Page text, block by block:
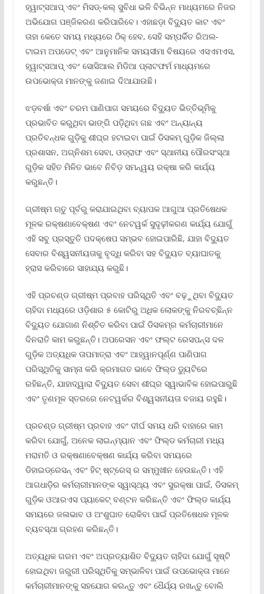
ହ୍ୱାଟ୍ସଆପ୍ ଏବଂ ମିସଡ୍‌-କଲ୍ ସୁବିଧା ଭଳି ବିଭିନ୍ନ ମାଧ୍ୟମରେ ନିଜର
ଅଭିଯୋଗ ପଞ୍ଜିକରଣ କରିପାରିବେ। ଏହାଛଡ଼ା ବିଦ୍ୟୁତ କାଟ ଏବଂ
ତାହା କେତେ ସମୟ ମଧ୍ୟରେ ଠିକ୍ ହେବ, ସେହି ସମ୍ପର୍କିତ ରିଅଲ-
ଟାଇମ ଅପଡେଟ୍ ଏବଂ ଆନୁମାନିକ ସମୟସୀମା ବିଷୟରେ ଏସଏମଏସ,
ହ୍ୱାଟ୍ସଆପ୍ ଏବଂ ସୋସିଆଲ ମିଡିଆ ପ୍ଲାଟଫର୍ମ ମାଧ୍ୟମରେ
ଉପଭୋକ୍ତା ମାନଙ୍କୁ ଜଣାଇ ଦିଆଯାଉଛି।
ଝଡ଼ବର୍ଷା ଏବଂ ଚରମ ପାଣିପାଗ ସମୟରେ ବିଦ୍ୟୁତ ଭିତ୍ତିଭୂମିକୁ
ପ୍ରଭାବିତ କରୁଥିବା ଭାଙ୍ଗି ପଡ଼ିଥିବା ଗଛ ଏବଂ ଅନ୍ୟାନ୍ୟ
ପ୍ରତିବନ୍ଧକ ଗୁଡ଼ିକୁ ଶୀଘ୍ର ହଟାଇବା ପାଇଁ ଡିସକମ୍ ଗୁଡ଼ିକ ଜିଲ୍ଲା
ପ୍ରଶାସନ, ଅଗ୍ନିଶମ ସେବା, ଓଡ୍ରାଫ ଏବଂ ସ୍ଥାନୀୟ ପୌରସଂସ୍ଥା
ଗୁଡ଼ିକ ସହିତ ମିଳିତ ଭାବେ ନିବିଡ଼ ସମନ୍ୱୟ ରକ୍ଷା କରି କାର୍ଯ୍ୟ
କରୁଛନ୍ତି।
ଗ୍ରୀଷ୍ମ ଋତୁ ପୂର୍ବରୁ କରାଯାଇଥିବା ବ୍ୟାପକ ଆଗୁଆ ପ୍ରତିଷେଧକ
ମୂଳକ ରକ୍ଷଣାବେକ୍ଷଣ ଏବଂ ନେଟୱର୍କ ସୁଦୃଢ଼ୀକରଣ କାର୍ଯ୍ୟ ଯୋଗୁଁ
ଏହି ସବୁ ପ୍ରସ୍ତୁତି ପଦକ୍ଷେପ ସମ୍ଭବ ହୋଇପାରିଛି, ଯାହା ବିଦ୍ୟୁତ
ସେବାର ବିଶ୍ୱସନୀୟତାକୁ ବୃଦ୍ଧି କରିବା ସହ ବିଦ୍ୟୁତ ବ୍ୟାଘାତକୁ
ହ୍ରାସ କରିବାରେ ସାହାଯ୍ୟ କରୁଛି।
ଏହି ପ୍ରଚଣ୍ଡ ଗ୍ରୀଷ୍ମ ପ୍ରବାହ ପରିସ୍ଥିତି ଏବଂ ବଢ଼ୁଥିବା ବିଦ୍ୟୁତ
ଚାହିଦା ମଧ୍ୟରେ ଓଡ଼ିଶାର ୫ କୋଟିରୁ ଅଧିକ ଲୋକଙ୍କୁ ନିରବଚ୍ଛିନ୍ନ
ବିଦ୍ୟୁତ ଯୋଗାଣ ନିଶ୍ଚିତ କରିବା ପାଇଁ ଡିସକମ୍‌ର କର୍ମଚାରୀମାନେ
ଦିନରାତି କାମ କରୁଛନ୍ତି। ଅପରେସନ ଏବଂ ଫଲ୍ଟ ରେସପନ୍ସ ଦଳ
ଗୁଡ଼ିକ ଅତ୍ୟଧିକ ତାପମାତ୍ରା ଏବଂ ଆହ୍ୱାନପୂର୍ଣ୍ଣ ପାଣିପାଗ
ପରିସ୍ଥିତିକୁ ସାମ୍ନା କରି କ୍ରମାଗତ ଭାବେ ଫିଲ୍ଡ ଡ୍ୟୁଟିରେ
ରହିଛନ୍ତି, ଯାହାଦ୍ୱାରା ବିଦ୍ୟୁତ ସେବା ଶୀଘ୍ର ସ୍ୱାଭାବିକ ହୋଇପାରୁଛି
ଏବଂ ତୃଣମୂଳ ସ୍ତରରେ ନେଟୱର୍କର ବିଶ୍ୱସନୀୟତା ବଜାୟ ରହୁଛି।
ପ୍ରଚଣ୍ଡ ଗ୍ରୀଷ୍ମ ପ୍ରବାହ ଏବଂ ଦୀର୍ଘ ସମୟ ଧରି ବାହାରେ କାମ
କରିବା ଯୋଗୁଁ, ଅନେକ ଲାଇନ୍‌ମ୍ୟାନ ଏବଂ ଫିଲ୍ଡ କର୍ମଚାରୀ ମଧ୍ୟ
ମରାମତି ଓ ରକ୍ଷଣାବେକ୍ଷଣ କାର୍ଯ୍ୟ କରିବା ସମୟରେ
ଡିହାଇଡ୍ରେସନ୍ ଏବଂ ହିଟ୍ ଷ୍ଟ୍ରେସ୍ ର ସମ୍ମୁଖୀନ ହେଉଛନ୍ତି। ଏହି
ଆଗଧାଡ଼ିର କର୍ମଚାରୀମାନଙ୍କ ସ୍ୱାସ୍ଥ୍ୟ ଏବଂ ସୁରକ୍ଷା ପାଇଁ, ଡିସକମ୍
ଗୁଡ଼ିକ ଓଆରଏସ ପ୍ୟାକେଟ୍ ବଣ୍ଟନ କରିଛନ୍ତି ଏବଂ ଫିଲ୍ଡ କାର୍ଯ୍ୟ
ସମୟରେ ଜଳାଭାବ ଓ ଅଂଶୁଘାତ ରୋକିବା ପାଇଁ ପ୍ରତିଷେଧକ ମୂଳକ
ବ୍ୟବସ୍ଥା ଗ୍ରହଣ କରିଛନ୍ତି।
ଅତ୍ୟଧିକ ଗରମ ଏବଂ ଅପ୍ରତ୍ୟାଶିତ ବିଦ୍ୟୁତ ଚାହିଦା ଯୋଗୁଁ ସୃଷ୍ଟି
ହୋଇଥିବା ଜରୁରୀ ପରିସ୍ଥିତିକୁ ସମ୍ଭାଳିବା ପାଇଁ ଉପଭୋକ୍ତା ମାନେ
କର୍ମଚାରୀମାନଙ୍କୁ ସହଯୋଗ କରନ୍ତୁ ଏବଂ ଧୈର୍ଯ୍ୟ ରଖନ୍ତୁ ବୋଲି